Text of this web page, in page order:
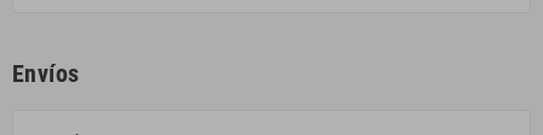
Envíos